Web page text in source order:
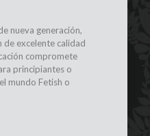
nueva generación,
excelente calidad
compromete
principiantes o
mundo Fetish o